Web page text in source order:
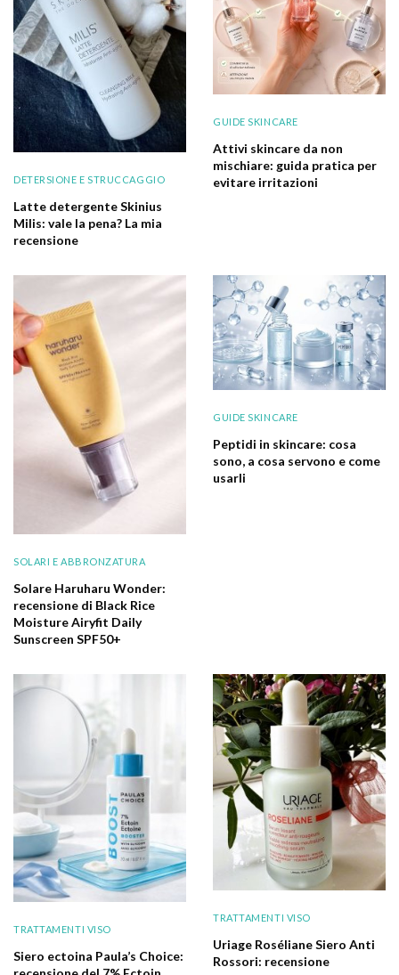
DETERSIONE E STRUCCAGGIO
Latte detergente Skinius
Milis: vale la pena? La mia
recensione
GUIDE SKINCARE
Attivi skincare da non
mischiare: guida pratica per
evitare irritazioni
SOLARI E ABBRONZATURA
Solare Haruharu Wonder:
recensione di Black Rice
Moisture Airyfit Daily
Sunscreen SPF50+
GUIDE SKINCARE
Peptidi in skincare: cosa
sono, a cosa servono e come
usarli
TRATTAMENTI VISO
Siero ectoina Paula’s Choice:
TRATTAMENTI VISO
Uriage Roséliane Siero Anti
Rossori: recensione